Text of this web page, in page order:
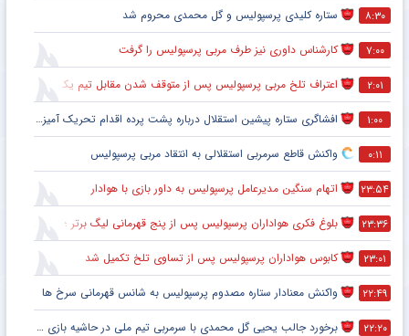
۸:۳۰ ستاره کلیدی پرسپولیس و گل محمدی محروم شد
۷:۰۰ کارشناس داوری نیز طرف مربی پرسپولیس را گرفت
۲:۰۱ اعتراف تلخ مربی پرسپولیس پس از متوقف شدن مقابل تیم یک استقلالی
۱:۰۰ افشاگری ستاره پیشین استقلال درباره پشت پرده اقدام تحریک آمیز خود مقابل هواداران پرسپولیس
۰:۱۱ واکنش قاطع سرمربی استقلالی به انتقاد مربی پرسپولیس
۲۳:۵۴ اتهام سنگین مدیرعامل پرسپولیس به داور بازی با هوادار
۲۳:۳۶ بلوغ فکری هواداران پرسپولیس پس از پنج قهرمانی لیگ برتر ؛ اتفاقی تاریخی پس از پایان بازی با هوادار
۲۳:۰۱ کابوس هواداران پرسپولیس پس از تساوی تلخ تکمیل شد
۲۲:۴۹ واکنش معنادار ستاره مصدوم پرسپولیس به شانس قهرمانی سرخ ها
۲۲:۲۰ برخورد جالب یحیی گل محمدی با سرمربی تیم ملی در حاشیه بازی پرسپولیس